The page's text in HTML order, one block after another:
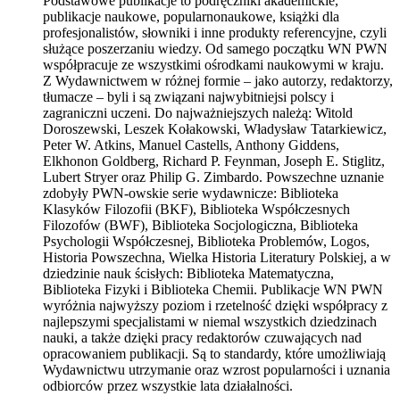
publikacje naukowe, popularnonaukowe, książki dla
profesjonalistów, słowniki i inne produkty referencyjne, czyli
służące poszerzaniu wiedzy. Od samego początku WN PWN
współpracuje ze wszystkimi ośrodkami naukowymi w kraju.
Z Wydawnictwem w różnej formie – jako autorzy, redaktorzy,
tłumacze – byli i są związani najwybitniejsi polscy i
zagraniczni uczeni. Do najważniejszych należą: Witold
Doroszewski, Leszek Kołakowski, Władysław Tatarkiewicz,
Peter W. Atkins, Manuel Castells, Anthony Giddens,
Elkhonon Goldberg, Richard P. Feynman, Joseph E. Stiglitz,
Lubert Stryer oraz Philip G. Zimbardo. Powszechne uznanie
zdobyły PWN-owskie serie wydawnicze: Biblioteka
Klasyków Filozofii (BKF), Biblioteka Współczesnych
Filozofów (BWF), Biblioteka Socjologiczna, Biblioteka
Psychologii Współczesnej, Biblioteka Problemów, Logos,
Historia Powszechna, Wielka Historia Literatury Polskiej, a w
dziedzinie nauk ścisłych: Biblioteka Matematyczna,
Biblioteka Fizyki i Biblioteka Chemii. Publikacje WN PWN
wyróżnia najwyższy poziom i rzetelność dzięki współpracy z
najlepszymi specjalistami w niemal wszystkich dziedzinach
nauki, a także dzięki pracy redaktorów czuwających nad
opracowaniem publikacji. Są to standardy, które umożliwiają
Wydawnictwu utrzymanie oraz wzrost popularności i uznania
odbiorców przez wszystkie lata działalności.